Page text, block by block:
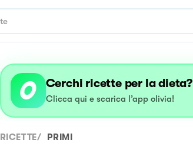
Cerchi ricette per la dieta?
Clicca qui e scarica l’app olivia!
RICETTE/ PRIMI